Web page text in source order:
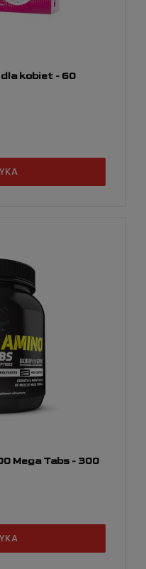
kobiet - 60
Mega Tabs - 300